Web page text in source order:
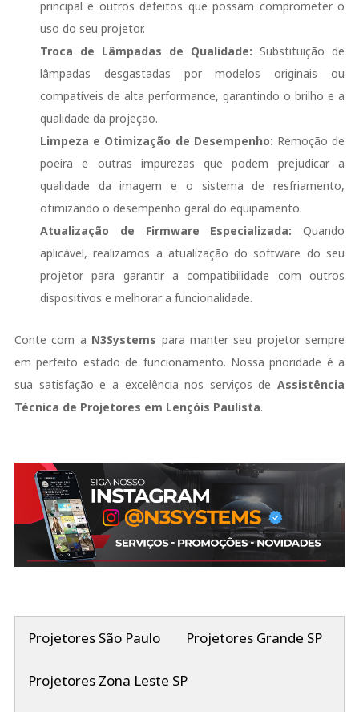
principal e outros defeitos que possam comprometer o
uso do seu projetor.
Troca de Lâmpadas de Qualidade: Substituição de
lâmpadas desgastadas por modelos originais ou
compatíveis de alta performance, garantindo o brilho e a
qualidade da projeção.
Limpeza e Otimização de Desempenho: Remoção de
poeira e outras impurezas que podem prejudicar a
qualidade da imagem e o sistema de resfriamento,
otimizando o desempenho geral do equipamento.
Atualização de Firmware Especializada: Quando
aplicável, realizamos a atualização do software do seu
projetor para garantir a compatibilidade com outros
dispositivos e melhorar a funcionalidade.
Conte com a N3Systems para manter seu projetor sempre
em perfeito estado de funcionamento. Nossa prioridade é a
sua satisfação e a excelência nos serviços de Assistência
Técnica de Projetores em Lençóis Paulista.
Projetores São Paulo Projetores Grande SP
Projetores Zona Leste SP